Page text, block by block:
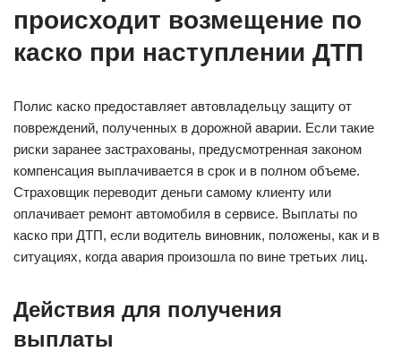
происходит возмещение по
каско при наступлении ДТП
Полис каско предоставляет автовладельцу защиту от
повреждений, полученных в дорожной аварии. Если такие
риски заранее застрахованы, предусмотренная законом
компенсация выплачивается в срок и в полном объеме.
Страховщик переводит деньги самому клиенту или
оплачивает ремонт автомобиля в сервисе. Выплаты по
каско при ДТП, если водитель виновник, положены, как и в
ситуациях, когда авария произошла по вине третьих лиц.
Действия для получения
выплаты